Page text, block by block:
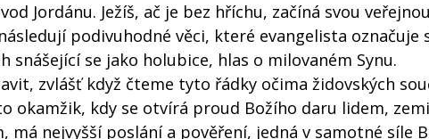
Jordánu. Ježíš, ač je bez hříchu, začíná svou
podivuhodné věci, které evangelista označuje
snášející se jako holubice, hlas o milovaném Synu.
zvlášť když čteme tyto řádky očima židovských
okamžik, kdy se otvírá proud Božího daru lidem,
má nejvyšší poslání a pověření, jedná v samotné síle